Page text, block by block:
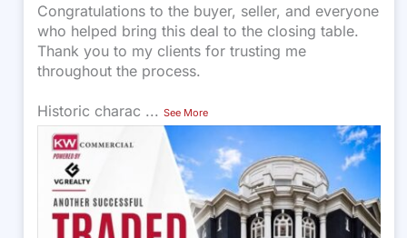
Congratulations to the buyer, seller, and everyone
who helped bring this deal to the closing table.
Thank you to my clients for trusting me
throughout the process.
Historic charac ...See More